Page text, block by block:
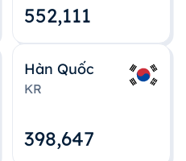
552,112
Hàn Quốc
KR
398,648